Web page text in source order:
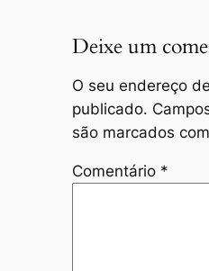
Deixe um
O seu endereço
publicado.
são marcados com
Comentário *